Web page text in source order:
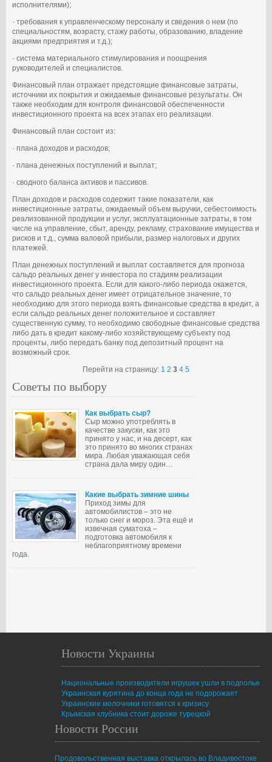
исполнителями);
· требования к управленческому персоналу и сведения о нем (по
специальностям, возрасту, стажу работы, образованию, владение
акциями предприятия и т.д.);
· система материального стимулирования и поощрения
руководителей и специалистов.
Финансовый план отражает предстоящие финансовые затраты,
источники их покрытия и ожидаемые финансовые результаты. Он
также необходим для контроля финансовой обеспеченности
инвестиционного проекта на всех этапах его реализации.
Финансовый план состоит из:
· плана доходов и расходов;
· плана денежных поступлений и выплат;
· сводного баланса активов и пассивов.
План доходов и расходов содержит такие показатели, как
инвестиционные затраты, ожидаемый объем выручки, себестоимость
реализованной продукции и услуг, эксплуатационные затраты, в том
числе на управление, сбыт, аренду, рекламу, страхование имущества и
рисков и т.д., сумма валовой прибыли, размер налоговых и других
платежей.
План денежных поступлений и выплат составляется для прогноза
сальдо реальных денег у инвестора по стадиям реализации
инвестиционного проекта. Если для какого-либо периода окажется,
что сальдо реальных денег имеет отрицательное значение, то
необходимо для этого периода взять финансовые средства в кредит, а
если сальдо реальных денег положительное и составляет
существенную сумму, то необходимо свободные финансовые средства
либо дать в кредит какому-либо хозяйствующему субъекту под
проценты, либо передать банку под депозитный процент на
возможный срок.
Перейти на страницу: 1 2 3 4 5
Советы по выбору
Как выбрать сыр?
Сыр можно употреблять в
качестве закуски, как это
принято у нас, и на десерт, как
это принято во многих странах
мира. Любая уважающая себя
страна дала миру один…
Какие выбрать зимние шины
Приход зимы для
автомобилистов – это не
только снег и мороз. Эта ещё и
извечная суматоха –
подготовка автомобиля к
неблагоприятному времени
года.
Новости Украины
Национальные производители игрушек ушли в подполье
Украинская курятина до конца года не подорожает
Украинские молочники готовятся к кризису
Крымская клубника стоит дороже турецкой
Новости России
Продовольственная выставка открылась во Владивостоке